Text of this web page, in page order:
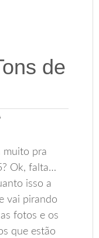
de
muito pra
Ok, falta…
isso a
vai pirando
fotos e os
que estão